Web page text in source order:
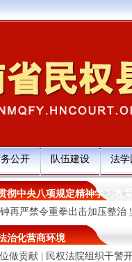
公开 队伍建设 法学
彻中央八项规定精神学习教
再严禁令重拳出击加压整治
治化营商环境
做贡献 | 民权法院组织干警